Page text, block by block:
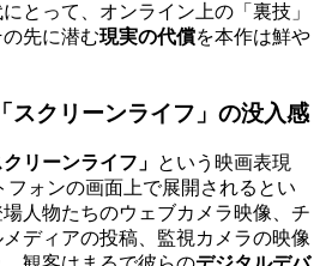
とって、オンライン上の「裏技」
先に潜む現実の代償を本作は鮮や
スクリーンライフ」の没入感
クリーンライフ」 という映画表現
フォンの画面上で展開されるとい
人物たちのウェブカメラ映像、チ
ディアの投稿、監視カメラの映像